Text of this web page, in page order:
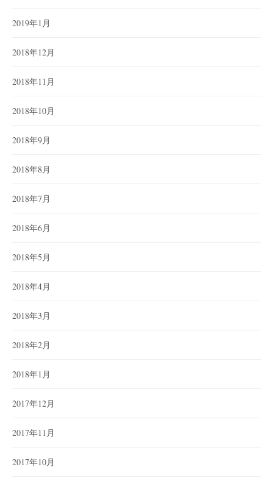
2019年1月
2018年12月
2018年11月
2018年10月
2018年9月
2018年8月
2018年7月
2018年6月
2018年5月
2018年4月
2018年3月
2018年2月
2018年1月
2017年12月
2017年11月
2017年10月